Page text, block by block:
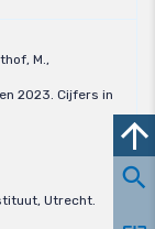
M.,
2023. Cijfers in
Utrecht.